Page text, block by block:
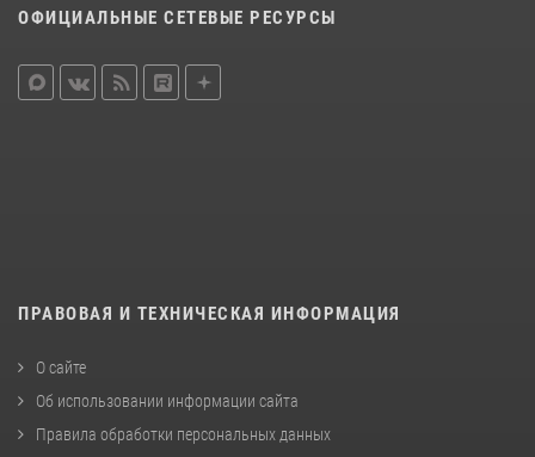
ОФИЦИАЛЬНЫЕ СЕТЕВЫЕ РЕСУРСЫ
ПРАВОВАЯ И ТЕХНИЧЕСКАЯ ИНФОРМАЦИЯ
О сайте
Об использовании информации сайта
Правила обработки персональных данных